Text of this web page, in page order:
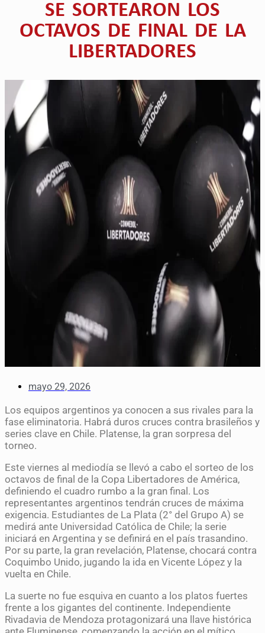
SE SORTEARON LOS
OCTAVOS DE FINAL DE LA
LIBERTADORES
mayo 29, 2026
Los equipos argentinos ya conocen a sus rivales para la
fase eliminatoria. Habrá duros cruces contra brasileños y
series clave en Chile. Platense, la gran sorpresa del
torneo.
Este viernes al mediodía se llevó a cabo el sorteo de los
octavos de final de la Copa Libertadores de América,
definiendo el cuadro rumbo a la gran final. Los
representantes argentinos tendrán cruces de máxima
exigencia. Estudiantes de La Plata (2° del Grupo A) se
medirá ante Universidad Católica de Chile; la serie
iniciará en Argentina y se definirá en el país trasandino.
Por su parte, la gran revelación, Platense, chocará contra
Coquimbo Unido, jugando la ida en Vicente López y la
vuelta en Chile.
La suerte no fue esquiva en cuanto a los platos fuertes
frente a los gigantes del continente. Independiente
Rivadavia de Mendoza protagonizará una llave histórica